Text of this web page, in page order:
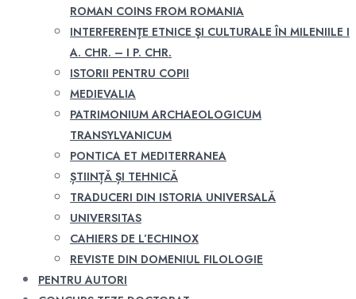
ROMAN COINS FROM ROMANIA
INTERFERENŢE ETNICE ŞI CULTURALE ÎN MILENIILE I
A. CHR. – I P. CHR.
ISTORII PENTRU COPII
MEDIEVALIA
PATRIMONIUM ARCHAEOLOGICUM
TRANSYLVANICUM
PONTICA ET MEDITERRANEA
ȘTIINȚĂ ȘI TEHNICĂ
TRADUCERI DIN ISTORIA UNIVERSALĂ
UNIVERSITAS
CAHIERS DE L’ECHINOX
REVISTE DIN DOMENIUL FILOLOGIE
PENTRU AUTORI